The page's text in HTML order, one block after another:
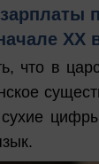
ХХ
что в